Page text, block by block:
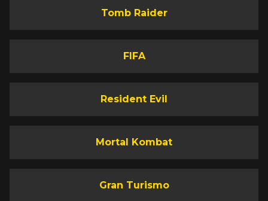
Tomb Raider
FIFA
Resident Evil
Mortal Kombat
Gran Turismo